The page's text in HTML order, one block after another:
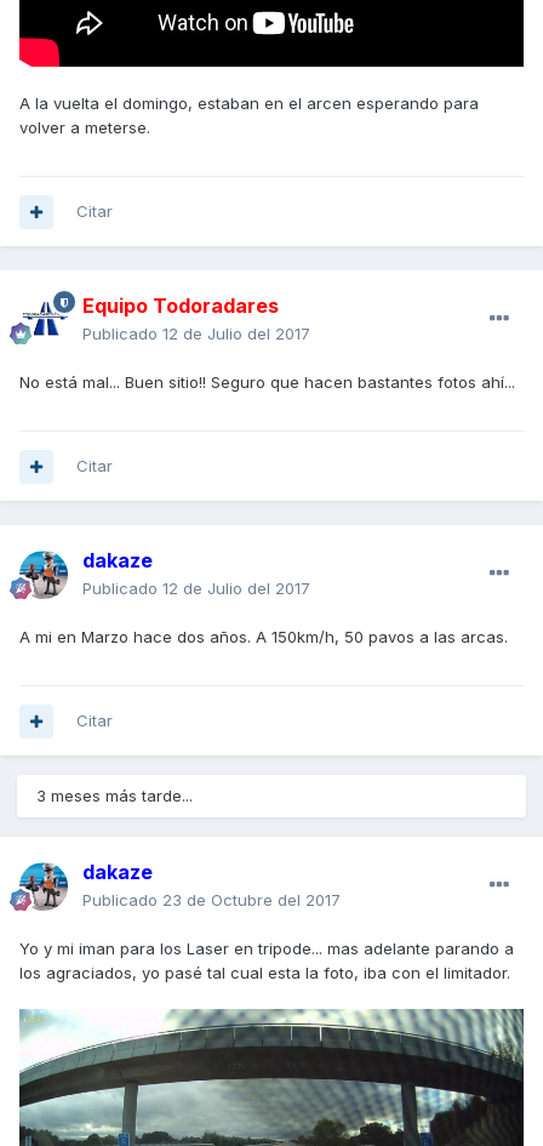
A la vuelta el domingo, estaban en el arcen esperando para
volver a meterse.
Citar
Equipo Todoradares
Publicado 12 de Julio del 2017
No está mal... Buen sitio!! Seguro que hacen bastantes fotos ahí...
Citar
dakaze
Publicado 12 de Julio del 2017
A mi en Marzo hace dos años. A 150km/h, 50 pavos a las arcas.
Citar
3 meses más tarde...
dakaze
Publicado 23 de Octubre del 2017
Yo y mi iman para los Laser en tripode... mas adelante parando a
los agraciados, yo pasé tal cual esta la foto, iba con el limitador.